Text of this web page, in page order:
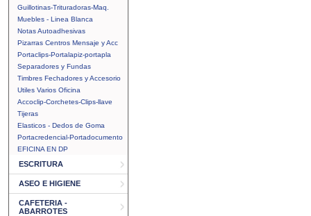
Guillotinas-Trituradoras-Maq.
Muebles - Linea Blanca
Notas Autoadhesivas
Pizarras Centros Mensaje y Acc
Portaclips-Portalapiz-portapla
Separadores y Fundas
Timbres Fechadores y Accesorio
Utiles Varios Oficina
Accoclip-Corchetes-Clips-llave
Tijeras
Elasticos - Dedos de Goma
Portacredencial-Portadocumento
EFICINA EN DP
ESCRITURA
ASEO E HIGIENE
CAFETERIA -
ABARROTES